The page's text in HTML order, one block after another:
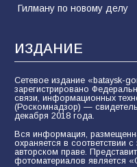
Гилману по новому делу
ИЗДАНИЕ
Сетевое издание «bataysk-
зарегистрировано
связи, информационных
(Роскомнадзор) —
декабря 2018 года.
Вся информация,
охраняется в соответствии
авторском праве.
фотоматериалов является